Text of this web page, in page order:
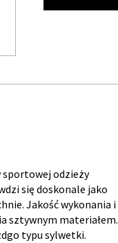
sportowej odzieży
się doskonale jako
Jakość wykonania i
sztywnym materiałem.
typu sylwetki.